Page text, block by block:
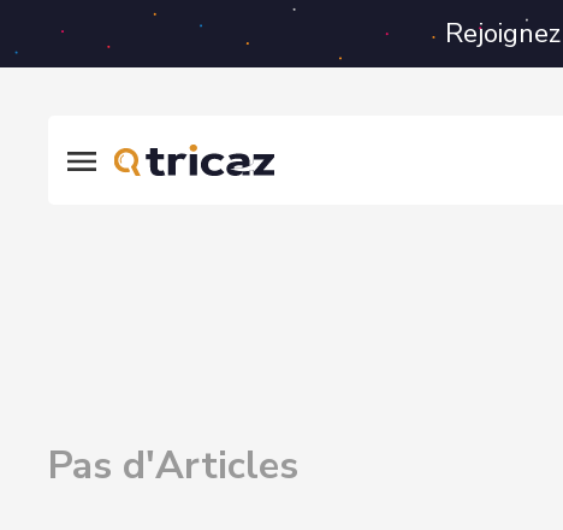
Pas d'Articles